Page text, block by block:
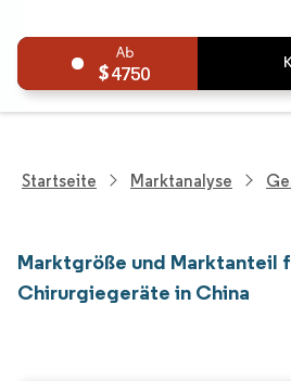
4750
Startseite Marktanalyse
Marktgröße und Marktanteil
Chirurgiegeräte in China